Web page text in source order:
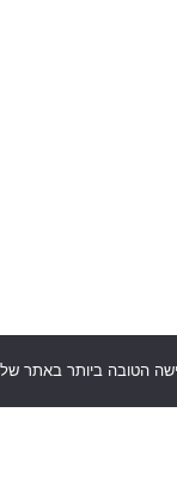
הטובה ביותר באתר